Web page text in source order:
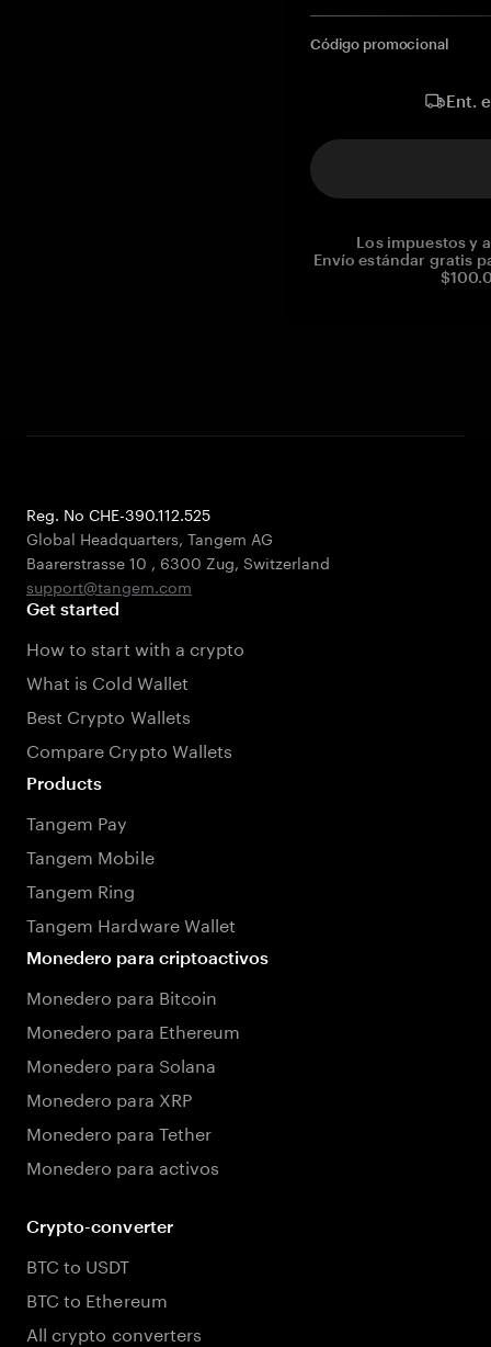
Código promocional
Ent.
Los impuestos y
Envío estándar gratis
Reg. No CHE-390.112.525
Global Headquarters, Tangem AG
Baarerstrasse 10 , 6300 Zug, Switzerland
support@tangem.com
Get started
How to start with a crypto
What is Cold Wallet
Best Crypto Wallets
Compare Crypto Wallets
Products
Tangem Pay
Tangem Mobile
Tangem Ring
Tangem Hardware Wallet
Monedero para criptoactivos
Monedero para Bitcoin
Monedero para Ethereum
Monedero para Solana
Monedero para XRP
Monedero para Tether
Monedero para activos
Crypto-converter
BTC to USDT
BTC to Ethereum
All crypto converters